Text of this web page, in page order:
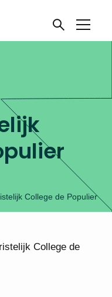
College de Populier
College de